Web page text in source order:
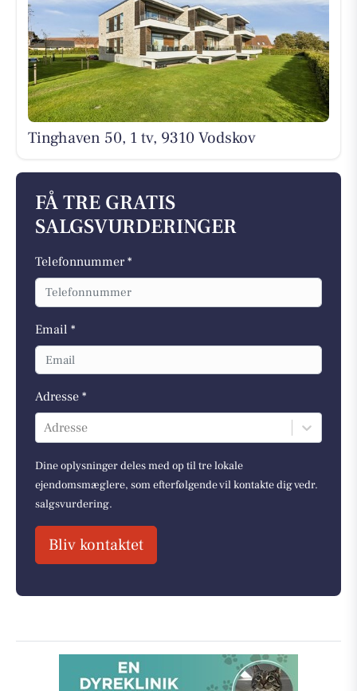
Tinghaven 50, 1 tv, 9310 Vodskov
FÅ TRE GRATIS
SALGSVURDERINGER
Telefonnummer *
Email *
Adresse *
Adresse
Dine oplysninger deles med op til tre lokale
ejendomsmæglere, som efterfølgende vil kontakte dig vedr.
salgsvurdering.
Bliv kontaktet